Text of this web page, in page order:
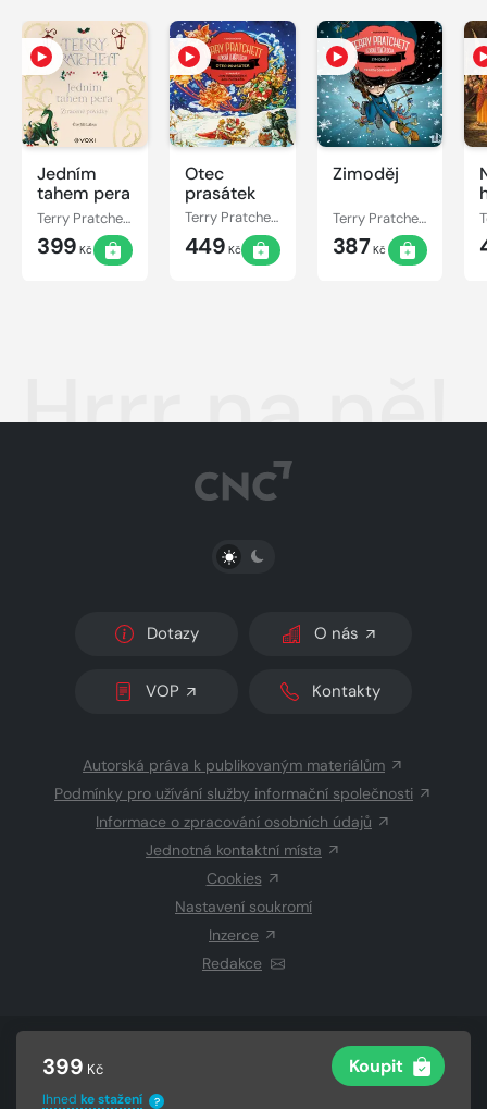
399 Kč Koupit
Ihned ke stažení ?
Jedním
tahem pera
Terry Pratchett
399 Kč
Otec
prasátek
Terry Pratchett
449 Kč
Zimoděj
Terry Pratchett
387 Kč
Hrrr na ně!
PŘEPNOUT SVĚTLÝ/TMAVÝ REŽIM
Dotazy O nás
VOP Kontakty
Autorská práva k publikovaným materiálům
Podmínky pro užívání služby informační společnosti
Informace o zpracování osobních údajů
Jednotná kontaktní místa
Cookies
Nastavení soukromí
Inzerce
Redakce
CZECH NEWS CENTER a.s.a dodavatelé
Vysázeno